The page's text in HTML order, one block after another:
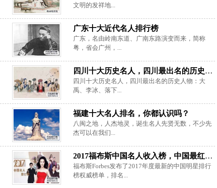
文明的发祥地...
广东十大近代名人排行榜
广东，名由岭南东道、广南东路演变而来，简称
粤，省会广州，...
四川十大历史名人，四川最出名的历史人物
四川十大历史名人，四川最出名的历史人物：大
禹、李冰、落下...
福建十大名人排名，你都认识吗？
八闽之地，人杰地灵，诞生名人先贤无数，不少先
杰可以在我们...
2017福布斯中国名人收入榜，中国最红明星排行榜
福布斯Forbes发布了2017年度最新的中国明星排行
榜权威榜单，排名...